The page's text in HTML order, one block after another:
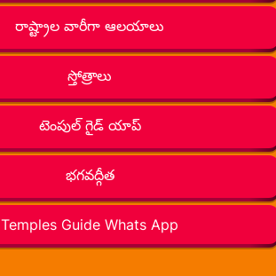
రాష్ట్రాల వారీగా ఆలయాలు
స్తోత్రాలు
టెంపుల్ గైడ్ యాప్
భగవద్గీత
Temples Guide Whats App